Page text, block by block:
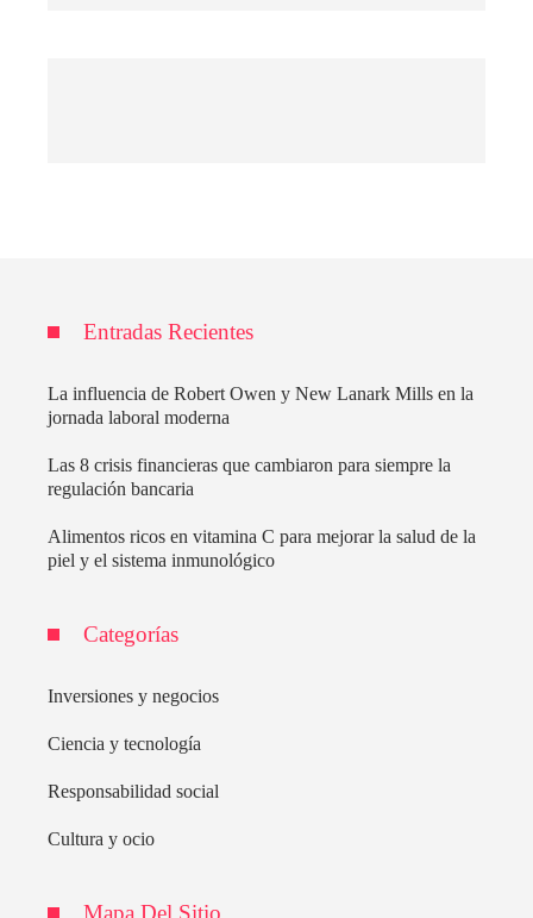
Entradas Recientes
La influencia de Robert Owen y New Lanark Mills en la
jornada laboral moderna
Las 8 crisis financieras que cambiaron para siempre la
regulación bancaria
Alimentos ricos en vitamina C para mejorar la salud de la
piel y el sistema inmunológico
Categorías
Inversiones y negocios
Ciencia y tecnología
Responsabilidad social
Cultura y ocio
Mapa Del Sitio